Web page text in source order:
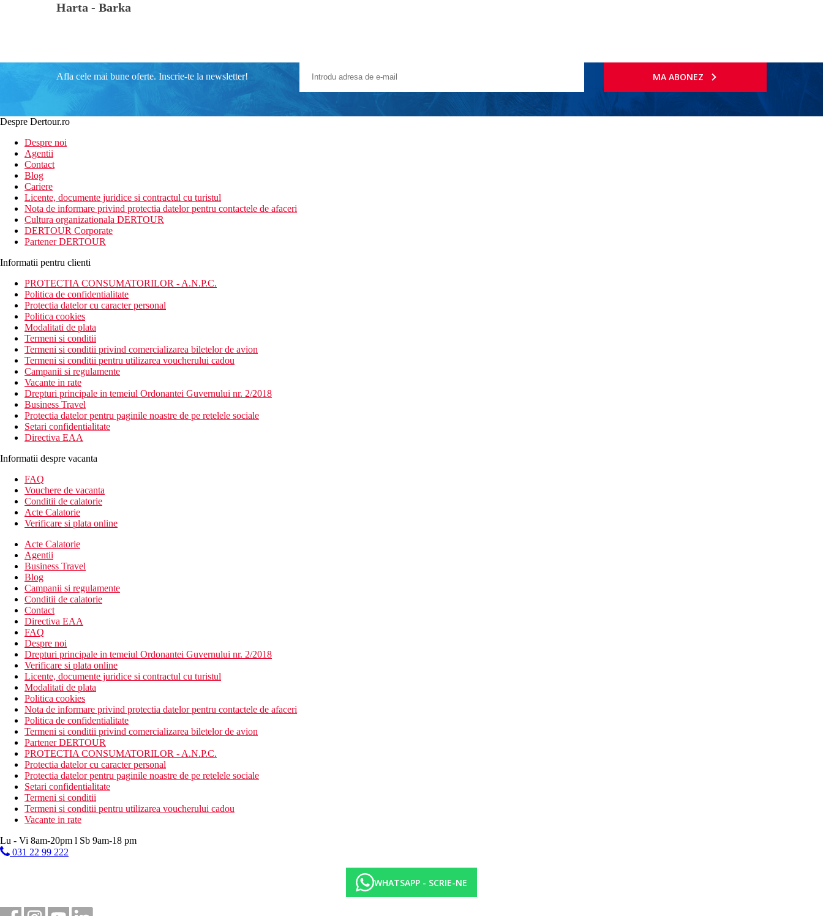
Harta - Barka
Afla cele mai bune oferte. Inscrie-te la newsletter! MA ABONEZ
Despre Dertour.ro
Despre noi
Agentii
Contact
Blog
Cariere
Licente, documente juridice si contractul cu turistul
Nota de informare privind protectia datelor pentru contactele de afaceri
Cultura organizationala DERTOUR
DERTOUR Corporate
Partener DERTOUR
Informatii pentru clienti
PROTECTIA CONSUMATORILOR - A.N.P.C.
Politica de confidentialitate
Protectia datelor cu caracter personal
Politica cookies
Modalitati de plata
Termeni si conditii
Termeni si conditii privind comercializarea biletelor de avion
Termeni si conditii pentru utilizarea voucherului cadou
Campanii si regulamente
Vacante in rate
Drepturi principale in temeiul Ordonantei Guvernului nr. 2/2018
Business Travel
Protectia datelor pentru paginile noastre de pe retelele sociale
Setari confidentialitate
Directiva EAA
Informatii despre vacanta
FAQ
Vouchere de vacanta
Conditii de calatorie
Acte Calatorie
Verificare si plata online
Acte Calatorie
Agentii
Business Travel
Blog
Campanii si regulamente
Conditii de calatorie
Contact
Directiva EAA
FAQ
Despre noi
Drepturi principale in temeiul Ordonantei Guvernului nr. 2/2018
Verificare si plata online
Licente, documente juridice si contractul cu turistul
Modalitati de plata
Politica cookies
Nota de informare privind protectia datelor pentru contactele de afaceri
Politica de confidentialitate
Termeni si conditii privind comercializarea biletelor de avion
Partener DERTOUR
PROTECTIA CONSUMATORILOR - A.N.P.C.
Protectia datelor cu caracter personal
Protectia datelor pentru paginile noastre de pe retelele sociale
Setari confidentialitate
Termeni si conditii
Termeni si conditii pentru utilizarea voucherului cadou
Vacante in rate
Lu - Vi 8am-20pm l Sb 9am-18 pm
031 22 99 222
WHATSAPP - SCRIE-NE